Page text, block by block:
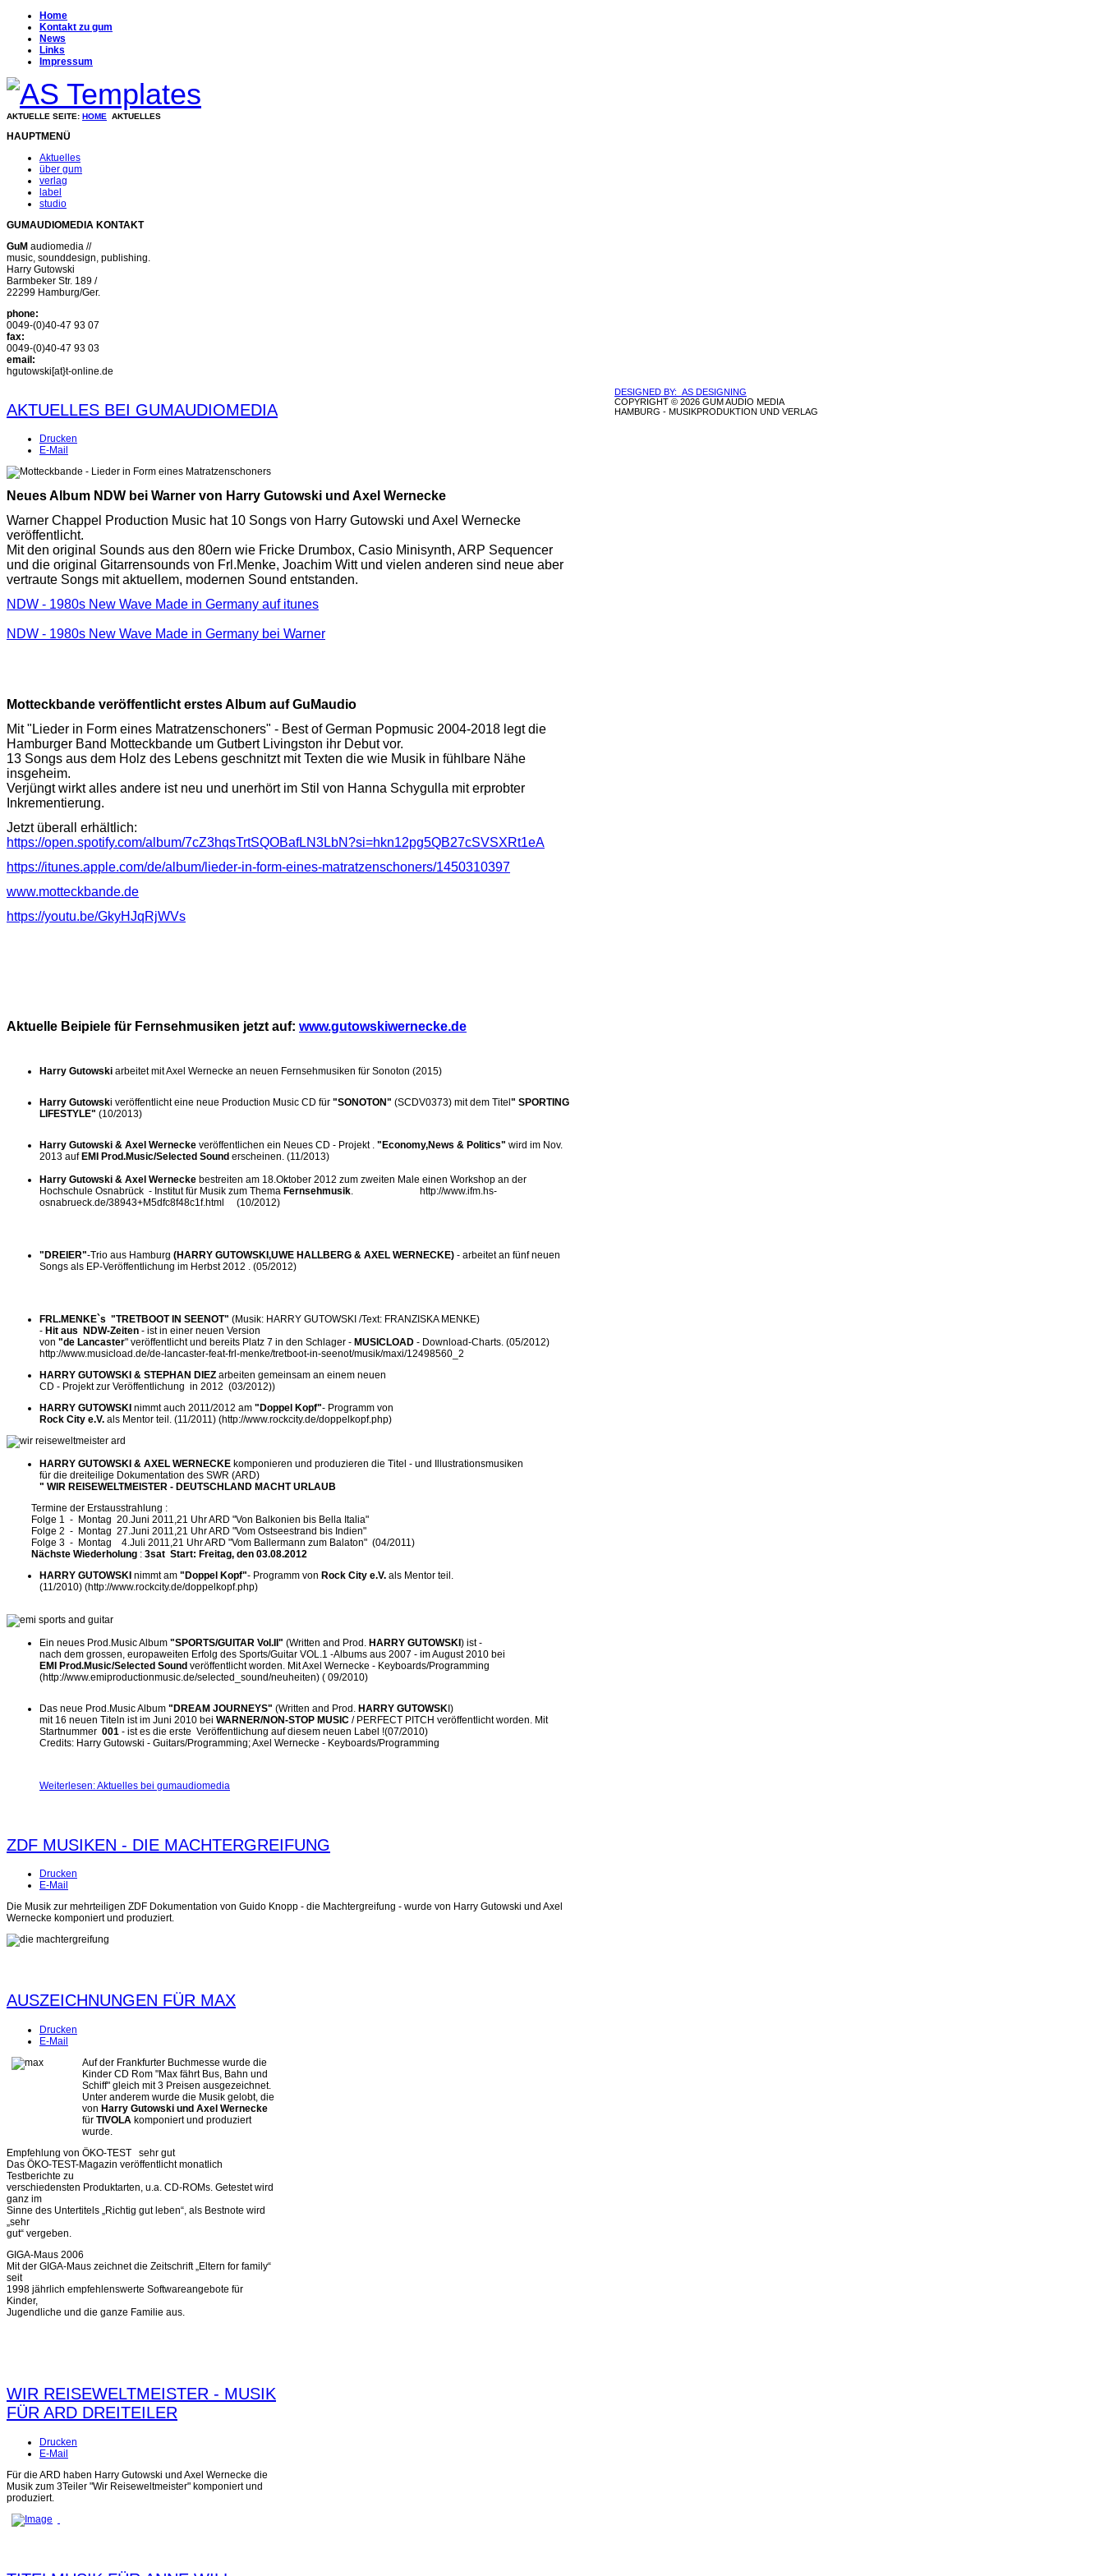
Home
Kontakt zu gum
News
Links
Impressum
AKTUELLE SEITE: HOME AKTUELLES
HAUPTMENÜ
Aktuelles
über gum
verlag
label
studio
GUMAUDIOMEDIA KONTAKT
GuM audiomedia //
music, sounddesign, publishing.
Harry Gutowski
Barmbeker Str. 189 /
22299 Hamburg/Ger.
phone:
0049-(0)40-47 93 07
fax:
0049-(0)40-47 93 03
email:
hgutowski[at}t-online.de
AKTUELLES BEI GUMAUDIOMEDIA
Drucken
E-Mail
Neues Album NDW bei Warner von Harry Gutowski und Axel Wernecke
Warner Chappel Production Music hat 10 Songs von Harry Gutowski und Axel Wernecke
veröffentlicht.
Mit den original Sounds aus den 80ern wie Fricke Drumbox, Casio Minisynth, ARP Sequencer
und die original Gitarrensounds von Frl.Menke, Joachim Witt und vielen anderen sind neue aber
vertraute Songs mit aktuellem, modernen Sound entstanden.
NDW - 1980s New Wave Made in Germany auf itunes
NDW - 1980s New Wave Made in Germany bei Warner
Motteckbande veröffentlicht erstes Album auf GuMaudio
Mit "Lieder in Form eines Matratzenschoners" - Best of German Popmusic 2004-2018 legt die
Hamburger Band Motteckbande um Gutbert Livingston ihr Debut vor.
13 Songs aus dem Holz des Lebens geschnitzt mit Texten die wie Musik in fühlbare Nähe
insgeheim.
Verjüngt wirkt alles andere ist neu und unerhört im Stil von Hanna Schygulla mit erprobter
Inkrementierung.
Jetzt überall erhältlich:
https://open.spotify.com/album/7cZ3hqsTrtSQOBafLN3LbN?si=hkn12pg5QB27cSVSXRt1eA
https://itunes.apple.com/de/album/lieder-in-form-eines-matratzenschoners/1450310397
www.motteckbande.de
https://youtu.be/GkyHJqRjWVs
Aktuelle Beipiele für Fernsehmusiken jetzt auf: www.gutowskiwernecke.de
Harry Gutowski arbeitet mit Axel Wernecke an neuen Fernsehmusiken für Sonoton (2015)
Harry Gutowski veröffentlicht eine neue Production Music CD für "SONOTON" (SCDV0373) mit dem Titel " SPORTING
LIFESTYLE" (10/2013)
Harry Gutowski & Axel Wernecke veröffentlichen ein Neues CD - Projekt . "Economy,News & Politics" wird im Nov.
2013 auf EMI Prod.Music/Selected Sound erscheinen. (11/2013)
Harry Gutowski & Axel Wernecke bestreiten am 18.Oktober 2012 zum zweiten Male einen Workshop an der
Hochschule Osnabrück - Institut für Musik zum Thema Fernsehmusik. http://www.ifm.hs-
osnabrueck.de/38943+M5dfc8f48c1f.html (10/2012)
"DREIER"-Trio aus Hamburg (HARRY GUTOWSKI,UWE HALLBERG & AXEL WERNECKE) - arbeitet an fünf neuen
Songs als EP-Veröffentlichung im Herbst 2012 . (05/2012)
FRL.MENKE`s "TRETBOOT IN SEENOT" (Musik: HARRY GUTOWSKI /Text: FRANZISKA MENKE)
- Hit aus NDW-Zeiten - ist in einer neuen Version
von "de Lancaster" veröffentlicht und bereits Platz 7 in den Schlager - MUSICLOAD - Download-Charts. (05/2012)
http://www.musicload.de/de-lancaster-feat-frl-menke/tretboot-in-seenot/musik/maxi/12498560_2
HARRY GUTOWSKI & STEPHAN DIEZ arbeiten gemeinsam an einem neuen
CD - Projekt zur Veröffentlichung in 2012 (03/2012))
HARRY GUTOWSKI nimmt auch 2011/2012 am "Doppel Kopf"- Programm von
Rock City e.V. als Mentor teil. (11/2011) (http://www.rockcity.de/doppelkopf.php)
HARRY GUTOWSKI & AXEL WERNECKE komponieren und produzieren die Titel - und Illustrationsmusiken
für die dreiteilige Dokumentation des SWR (ARD)
" WIR REISEWELTMEISTER - DEUTSCHLAND MACHT URLAUB
Termine der Erstausstrahlung :
Folge 1 - Montag 20.Juni 2011,21 Uhr ARD "Von Balkonien bis Bella Italia"
Folge 2 - Montag 27.Juni 2011,21 Uhr ARD "Vom Ostseestrand bis Indien"
Folge 3 - Montag 4.Juli 2011,21 Uhr ARD "Vom Ballermann zum Balaton" (04/2011)
Nächste Wiederholung : 3sat Start: Freitag, den 03.08.2012
HARRY GUTOWSKI nimmt am "Doppel Kopf"- Programm von Rock City e.V. als Mentor teil.
(11/2010) (http://www.rockcity.de/doppelkopf.php)
Ein neues Prod.Music Album "SPORTS/GUITAR Vol.II" (Written and Prod. HARRY GUTOWSKI ) ist -
nach dem grossen, europaweiten Erfolg des Sports/Guitar VOL.1 -Albums aus 2007 - im August 2010 bei
EMI
Prod.Music/Selected Sound veröffentlicht worden. Mit Axel Wernecke - Keyboards/Programming
(http://www.emiproductionmusic.de/selected_sound/neuheiten) ( 09/2010)
Das neue Prod.Music Album "DREAM JOURNEYS" (Written and Prod. HARRY GUTOWSK I)
mit 16 neuen Titeln ist im Juni 2010 bei WARNER/NON-STOP MUSIC / PERFECT PITCH veröffentlicht worden. Mit
Startnummer 001 - ist es die erste Veröffentlichung auf diesem neuen Label !(07/2010)
Credits: Harry Gutowski - Guitars/Programming; Axel Wernecke - Keyboards/Programming
Weiterlesen: Aktuelles bei gumaudiomedia
ZDF MUSIKEN - DIE MACHTERGREIFUNG
Drucken
E-Mail
Die Musik zur mehrteiligen ZDF Dokumentation von Guido Knopp - die Machtergreifung - wurde von Harry Gutowski und Axel
Wernecke komponiert und produziert.
AUSZEICHNUNGEN FÜR MAX
Drucken
E-Mail
Auf der Frankfurter Buchmesse wurde die
Kinder CD Rom "Max fährt Bus, Bahn und
Schiff" gleich mit 3 Preisen ausgezeichnet.
Unter anderem wurde die Musik gelobt, die
von Harry Gutowski und Axel Wernecke
für TIVOLA komponiert und produziert
wurde.
Empfehlung von ÖKO-TEST sehr gut
Das ÖKO-TEST-Magazin veröffentlicht monatlich
Testberichte zu
verschiedensten Produktarten, u.a. CD-ROMs. Getestet wird
ganz im
Sinne des Untertitels „Richtig gut leben“, als Bestnote wird
„sehr
gut“ vergeben.
GIGA-Maus 2006
Mit der GIGA-Maus zeichnet die Zeitschrift „Eltern for family“
seit
1998 jährlich empfehlenswerte Softwareangebote für
Kinder,
Jugendliche und die ganze Familie aus.
WIR REISEWELTMEISTER - MUSIK
FÜR ARD DREITEILER
Drucken
E-Mail
Für die ARD haben Harry Gutowski und Axel Wernecke die
Musik zum 3Teiler "Wir Reiseweltmeister" komponiert und
produziert.
DESIGNED BY: AS DESIGNING
COPYRIGHT © 2026 GUM AUDIO MEDIA
HAMBURG - MUSIKPRODUKTION UND VERLAG